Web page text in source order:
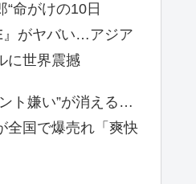
“命がけの10日
』がヤバい…アジア
に世界震撼
ト嫌い”が消える…
全国で爆売れ「爽快